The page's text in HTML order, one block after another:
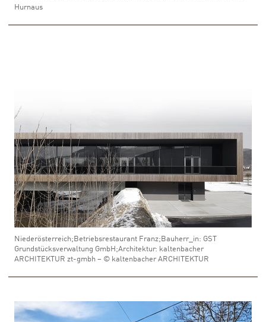
Hurnaus
Niederösterreich;Betriebsrestaurant Franz;Bauherr_in: GST
Grundstücksverwaltung GmbH;Architektur: kaltenbacher
ARCHITEKTUR zt-gmbh – © kaltenbacher ARCHITEKTUR